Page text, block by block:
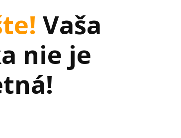
Vaša
nie je